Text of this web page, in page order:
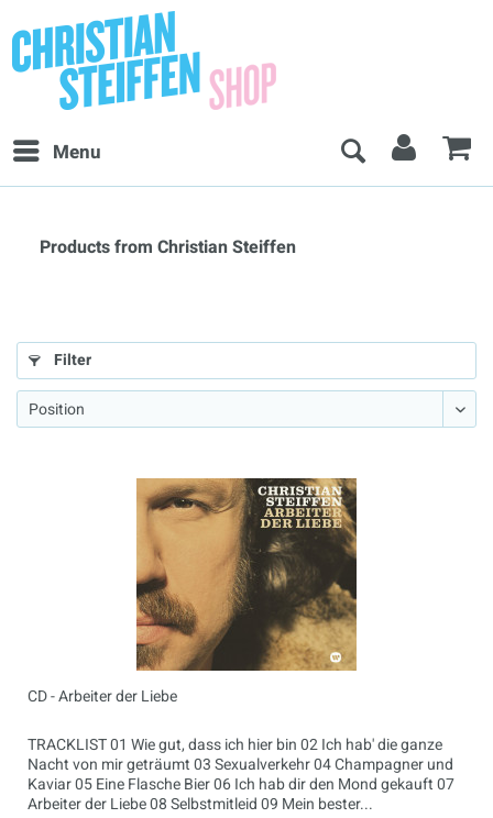
Menu
Products from Christian Steiffen
Filter
CD - Arbeiter der Liebe
TRACKLIST 01 Wie gut, dass ich hier bin 02 Ich hab' die ganze
Nacht von mir geträumt 03 Sexualverkehr 04 Champagner und
Kaviar 05 Eine Flasche Bier 06 Ich hab dir den Mond gekauft 07
Arbeiter der Liebe 08 Selbstmitleid 09 Mein bester...